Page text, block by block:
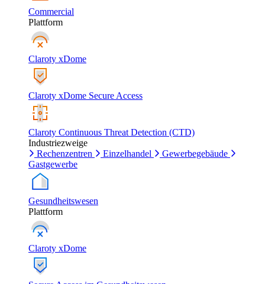
Commercial
Plattform
Claroty xDome
Claroty xDome Secure Access
Claroty Continuous Threat Detection (CTD)
Industriezweige
Rechenzentren
Einzelhandel
Gewerbegebäude
Gastgewerbe
Gesundheitswesen
Plattform
Claroty xDome